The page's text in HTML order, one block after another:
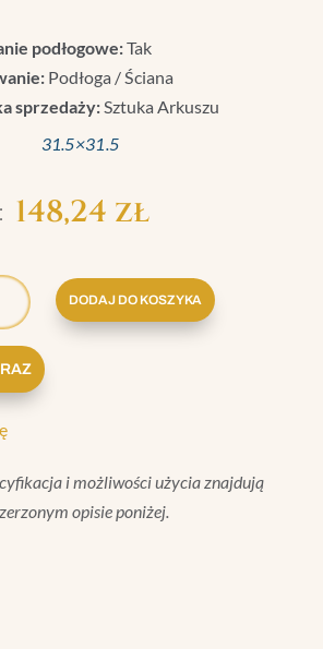
podłogowe:Tak
Podłoga / Ściana
sprzedaży:Sztuka Arkuszu
31.5×31.5
148,24 zł
DODAJ DO KOSZYKA
i możliwości użycia znajdują
opisie poniżej.